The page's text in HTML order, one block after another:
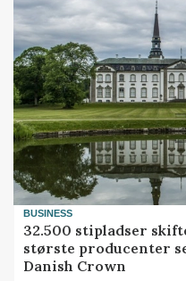
BUSINESS
32.500 stipladser
største producenter
Danish Crown